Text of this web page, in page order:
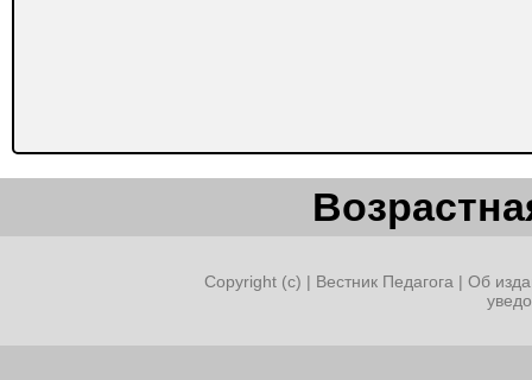
Copyright (c) | Вестник Педагога | Об